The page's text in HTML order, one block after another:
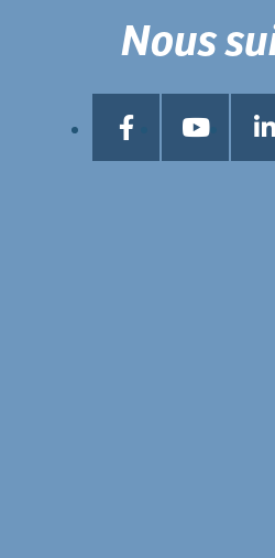
Nous